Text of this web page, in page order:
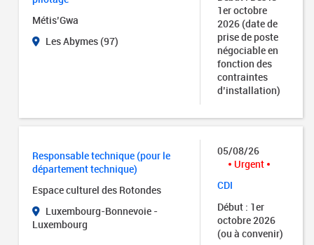
Métis’Gwa
Les Abymes (97)
1er octobre
2026 (date de
prise de poste
négociable en
fonction des
contraintes
d’installation)
Responsable technique (pour le
département technique)
Espace culturel des Rotondes
Luxembourg-Bonnevoie -
Luxembourg
05/08/26
Urgent
CDI
Début : 1er
octobre 2026
(ou à convenir)